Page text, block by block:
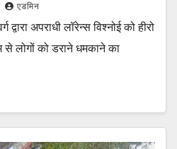
एडमिन
अपराधी लॉरेन्स विश्नोई को हीरो
से लोगों को डराने धमकाने का